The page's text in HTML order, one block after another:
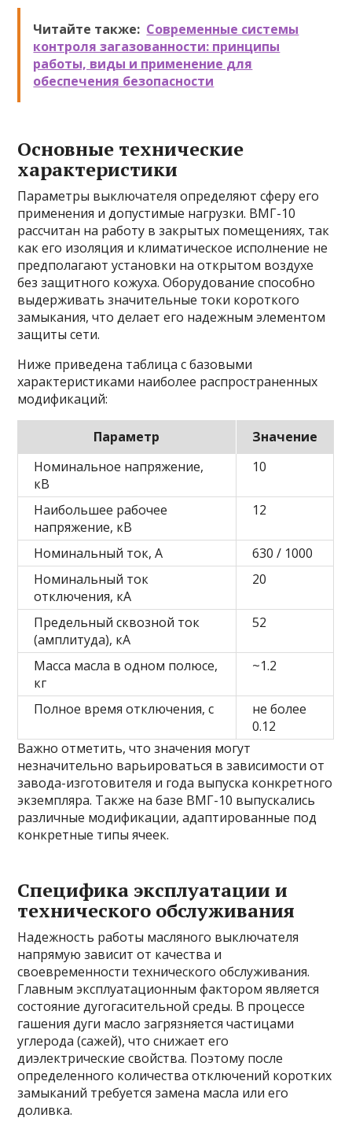
Читайте также: Современные системы
контроля загазованности: принципы
работы, виды и применение для
обеспечения безопасности
Основные технические
характеристики
Параметры выключателя определяют сферу его
применения и допустимые нагрузки. ВМГ-10
рассчитан на работу в закрытых помещениях, так
как его изоляция и климатическое исполнение не
предполагают установки на открытом воздухе
без защитного кожуха. Оборудование способно
выдерживать значительные токи короткого
замыкания, что делает его надежным элементом
защиты сети.
Ниже приведена таблица с базовыми
характеристиками наиболее распространенных
модификаций:
Параметр
Значение
Номинальное напряжение,
кВ
10
Наибольшее рабочее
напряжение, кВ
12
Номинальный ток, А
630 / 1000
Номинальный ток
отключения, кА
20
Предельный сквозной ток
(амплитуда), кА
52
Масса масла в одном полюсе,
кг
~1.2
Полное время отключения, с
не более
0.12
Важно отметить, что значения могут
незначительно варьироваться в зависимости от
завода-изготовителя и года выпуска конкретного
экземпляра. Также на базе ВМГ-10 выпускались
различные модификации, адаптированные под
конкретные типы ячеек.
Специфика эксплуатации и
технического обслуживания
Надежность работы масляного выключателя
напрямую зависит от качества и
своевременности технического обслуживания.
Главным эксплуатационным фактором является
состояние дугогасительной среды. В процессе
гашения дуги масло загрязняется частицами
углерода (сажей), что снижает его
диэлектрические свойства. Поэтому после
определенного количества отключений коротких
замыканий требуется замена масла или его
доливка.